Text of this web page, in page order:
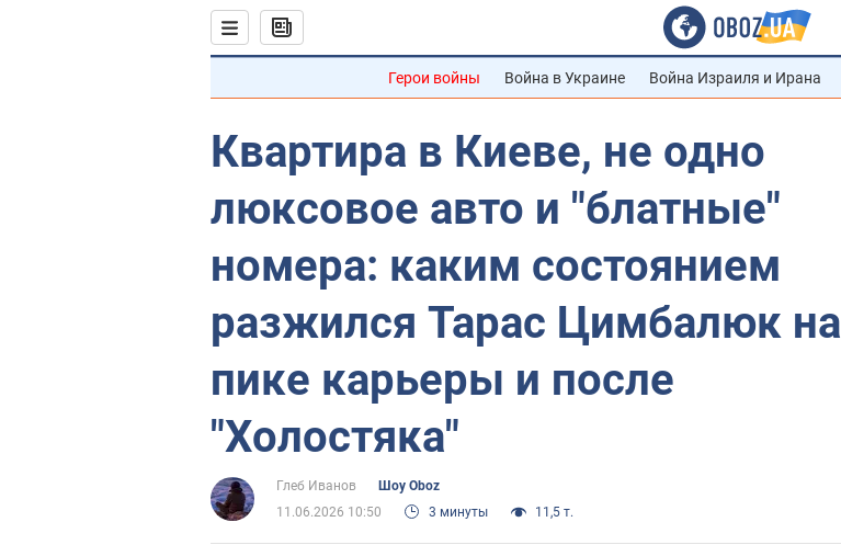
Герои войны Война в Украине Война Израиля и Ирана
Квартира в Киеве, не одно
люксовое авто и "блатные"
номера: каким состоянием
разжился Тарас Цимбалюк на
пике карьеры и после
"Холостяка"
Глеб Иванов
Шоу Oboz
11.06.2026 10:50
3 минуты 11,5 т.